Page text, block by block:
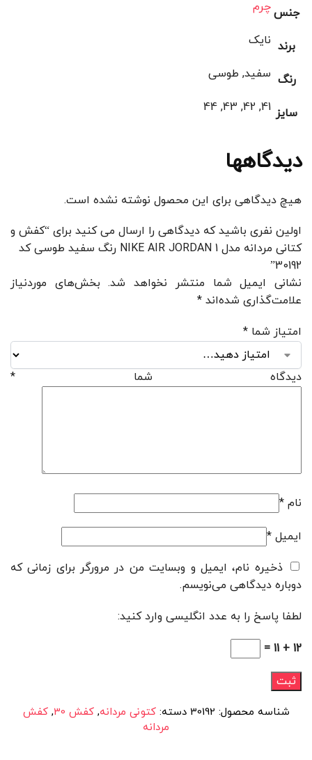
جنسچرم
برند نایک
رنگ سفید, طوسی
سایز 41, 42, 43, 44
دیدگاهها
هیچ دیدگاهی برای این محصول نوشته نشده است.
اولین نفری باشید که دیدگاهی را ارسال می کنید برای “کفش و
کتانی مردانه مدل NIKE AIR JORDAN 1 رنگ سفید طوسی کد
30192”
نشانی ایمیل شما منتشر نخواهد شد. بخش‌های موردنیاز
علامت‌گذاری شده‌اند *
امتیاز شما *
دیدگاه شما *
نام *
ایمیل *
ذخیره نام، ایمیل و وبسایت من در مرورگر برای زمانی که
دوباره دیدگاهی می‌نویسم.
لطفا پاسخ را به عدد انگلیسی وارد کنید:
12 + 11 =
شناسه محصول: 30192 دسته:کتونی مردانه,کفش 30 ,کفش
مردانه